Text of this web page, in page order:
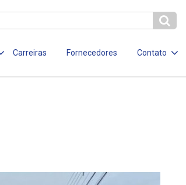
Carreiras Fornecedores Contato